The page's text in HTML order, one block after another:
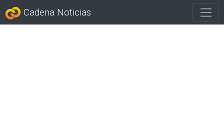
Cadena Noticias